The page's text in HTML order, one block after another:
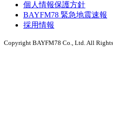
個人情報保護方針
BAYFM78 緊急地震速報
採用情報
Copyright BAYFM78 Co., Ltd. All Rights